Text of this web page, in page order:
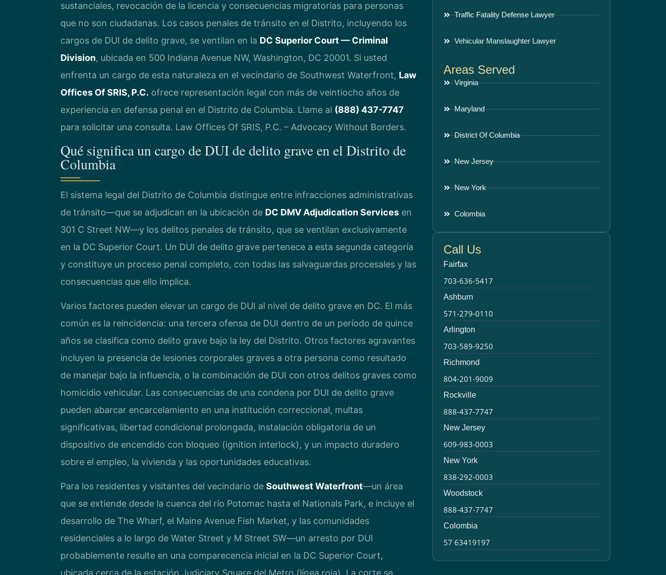
sustanciales, revocación de la licencia y consecuencias migratorias para personas
que no son ciudadanas. Los casos penales de tránsito en el Distrito, incluyendo los
cargos de DUI de delito grave, se ventilan en la DC Superior Court — Criminal
Division, ubicada en 500 Indiana Avenue NW, Washington, DC 20001. Si usted
enfrenta un cargo de esta naturaleza en el vecindario de Southwest Waterfront, Law
Offices Of SRIS, P.C. ofrece representación legal con más de veintiocho años de
experiencia en defensa penal en el Distrito de Columbia. Llame al (888) 437-7747
para solicitar una consulta. Law Offices Of SRIS, P.C. – Advocacy Without Borders.
Qué significa un cargo de DUI de delito grave en el Distrito de
Columbia
El sistema legal del Distrito de Columbia distingue entre infracciones administrativas
de tránsito—que se adjudican en la ubicación de DC DMV Adjudication Services en
301 C Street NW—y los delitos penales de tránsito, que se ventilan exclusivamente
en la DC Superior Court. Un DUI de delito grave pertenece a esta segunda categoría
y constituye un proceso penal completo, con todas las salvaguardas procesales y las
consecuencias que ello implica.
Varios factores pueden elevar un cargo de DUI al nivel de delito grave en DC. El más
común es la reincidencia: una tercera ofensa de DUI dentro de un período de quince
años se clasifica como delito grave bajo la ley del Distrito. Otros factores agravantes
incluyen la presencia de lesiones corporales graves a otra persona como resultado
de manejar bajo la influencia, o la combinación de DUI con otros delitos graves como
homicidio vehicular. Las consecuencias de una condena por DUI de delito grave
pueden abarcar encarcelamiento en una institución correccional, multas
significativas, libertad condicional prolongada, instalación obligatoria de un
dispositivo de encendido con bloqueo (ignition interlock), y un impacto duradero
sobre el empleo, la vivienda y las oportunidades educativas.
Para los residentes y visitantes del vecindario de Southwest Waterfront—un área
que se extiende desde la cuenca del río Potomac hasta el Nationals Park, e incluye el
desarrollo de The Wharf, el Maine Avenue Fish Market, y las comunidades
residenciales a lo largo de Water Street y M Street SW—un arresto por DUI
probablemente resulte en una comparecencia inicial en la DC Superior Court,
Traffic Fatality Defense Lawyer
Vehicular Manslaughter Lawyer
Areas Served
Virginia
Maryland
District Of Columbia
New Jersey
New York
Colombia
Call Us
Fairfax
703-636-5417
Ashburn
571-279-0110
Arlington
703-589-9250
Richmond
804-201-9009
Rockville
888-437-7747
New Jersey
609-983-0003
New York
838-292-0003
Woodstock
888-437-7747
Colombia
57 63419197